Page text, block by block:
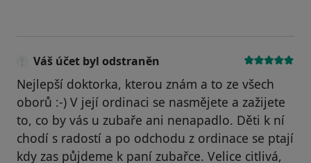
Váš účet byl odstraněn
Nejlepší doktorka, kterou znám a to ze všech
oborů :-) V její ordinaci se nasmějete a zažijete
to, co by vás u zubaře ani nenapadlo. Děti k ní
chodí s radostí a po odchodu z ordinace se ptají
kdy zas půjdeme k paní zubařce. Velice citlivá,